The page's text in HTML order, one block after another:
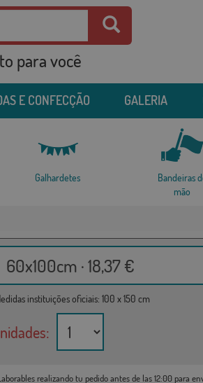
para você
E CONFECÇÃO GALERIA
Galhardetes
Bandeiras
mão
60x100cm · 18,37 €
instituições oficiais: 100 x 150 cm
realizando tu pedido antes de las 12:00 para